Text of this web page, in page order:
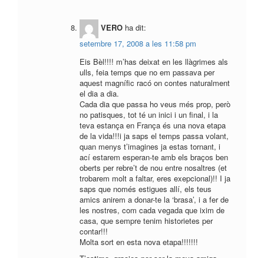
VERO ha dit:
setembre 17, 2008 a les 11:58 pm
Eis Bèl!!!! m’has deixat en les llàgrimes als
ulls, feia temps que no em passava per
aquest magnífic racó on contes naturalment
el dia a dia.
Cada dia que passa ho veus més prop, però
no patisques, tot té un inici i un final, i la
teva estança en França és una nova etapa
de la vida!!!i ja saps el temps passa volant,
quan menys t’imagines ja estas tornant, i
ací estarem esperan-te amb els braços ben
oberts per rebre’t de nou entre nosaltres (et
trobarem molt a faltar, eres exepcional)!! I ja
saps que només estigues allí, els teus
amics anirem a donar-te la ‘brasa’, i a fer de
les nostres, com cada vegada que ixim de
casa, que sempre tenim historietes per
contar!!!
Molta sort en esta nova etapa!!!!!!!